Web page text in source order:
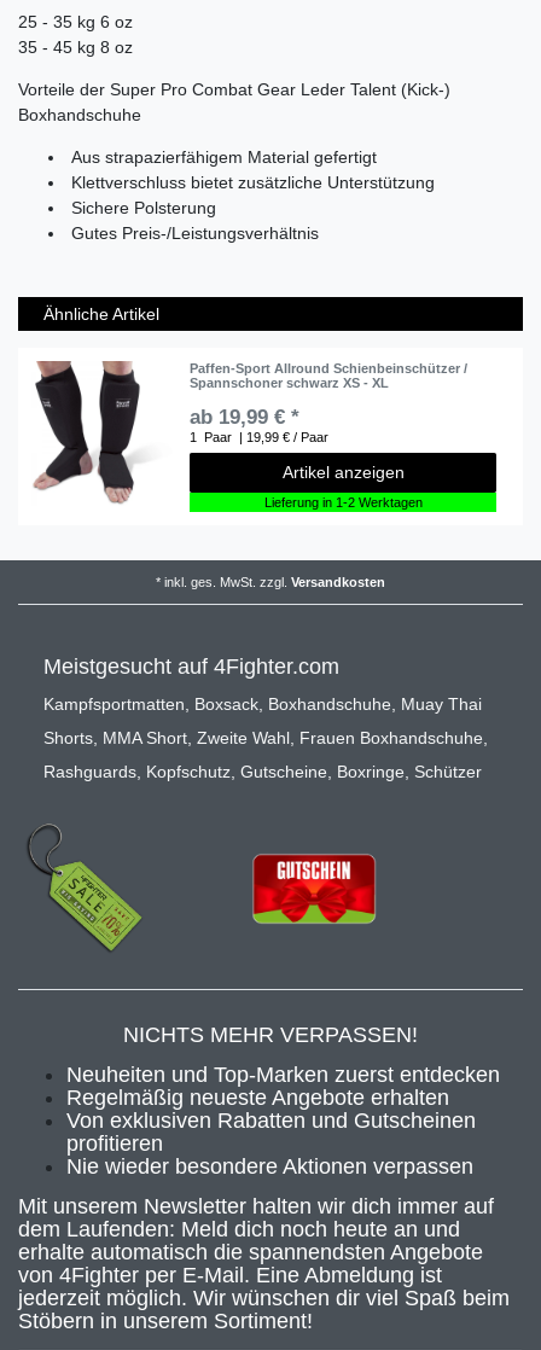
25 - 35 kg 6 oz
35 - 45 kg 8 oz
Vorteile der Super Pro Combat Gear Leder Talent (Kick-)
Boxhandschuhe
Aus strapazierfähigem Material gefertigt
Klettverschluss bietet zusätzliche Unterstützung
Sichere Polsterung
Gutes Preis-/Leistungsverhältnis
Ähnliche Artikel
Paffen-Sport Allround Schienbeinschützer /
Spannschoner schwarz XS - XL
ab 19,99 € *
1 Paar | 19,99 € / Paar
Artikel anzeigen
Lieferung in 1-2 Werktagen
* inkl. ges. MwSt. zzgl. Versandkosten
Meistgesucht auf 4Fighter.com
Kampfsportmatten, Boxsack, Boxhandschuhe, Muay Thai
Shorts, MMA Short, Zweite Wahl, Frauen Boxhandschuhe,
Rashguards, Kopfschutz, Gutscheine, Boxringe, Schützer
NICHTS MEHR VERPASSEN!
Neuheiten und Top-Marken zuerst entdecken
Regelmäßig neueste Angebote erhalten
Von exklusiven Rabatten und Gutscheinen
profitieren
Nie wieder besondere Aktionen verpassen
Mit unserem Newsletter halten wir dich immer auf
dem Laufenden: Meld dich noch heute an und
erhalte automatisch die spannendsten Angebote
von 4Fighter per E-Mail. Eine Abmeldung ist
jederzeit möglich. Wir wünschen dir viel Spaß beim
Stöbern in unserem Sortiment!